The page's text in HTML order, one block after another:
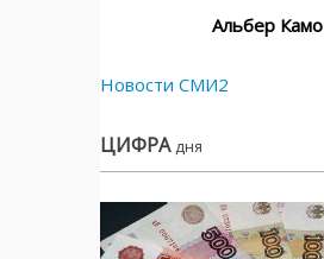
Альбер Камо
Новости СМИ2
ЦИФРА дня